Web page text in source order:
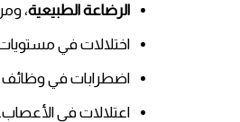
الرضاعة الطبيعية،
اختلالات في
اضطرابات في وظائف
اعتلالات في الأعصاب.